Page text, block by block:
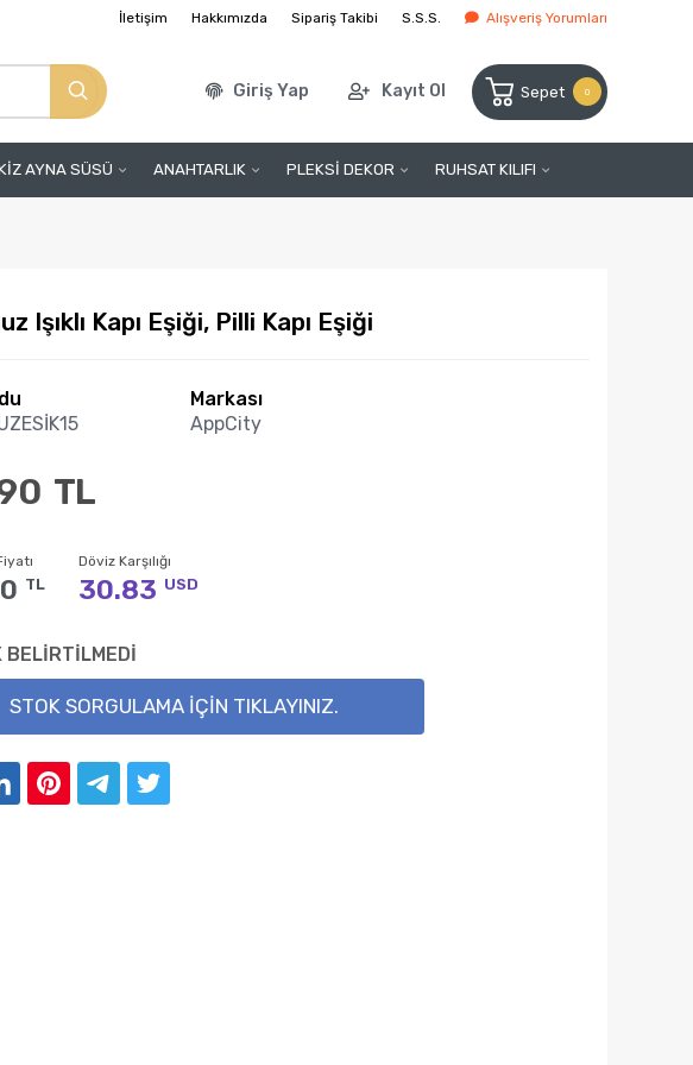
İletişim Hakkımızda Sipariş Takibi S.S.S. Alışveriş Yorumları
Giriş Yap Kayıt Ol Sepet 0
AYNA SÜSÜ ANAHTARLIK PLEKSİ DEKOR RUHSAT KILIFI
Işıklı Kapı Eşiği, Pilli Kapı Eşiği
Markası
AppCity
TL
TL
Döviz Karşılığı
30.83 USD
BELİRTİLMEDİ
STOK SORGULAMA İÇİN TIKLAYINIZ.